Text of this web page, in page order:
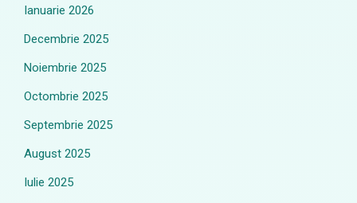
Ianuarie 2026
Decembrie 2025
Noiembrie 2025
Octombrie 2025
Septembrie 2025
August 2025
Iulie 2025